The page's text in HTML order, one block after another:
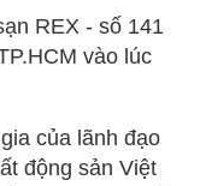
REX - số 141
vào lúc
của lãnh đạo
động sản Việt